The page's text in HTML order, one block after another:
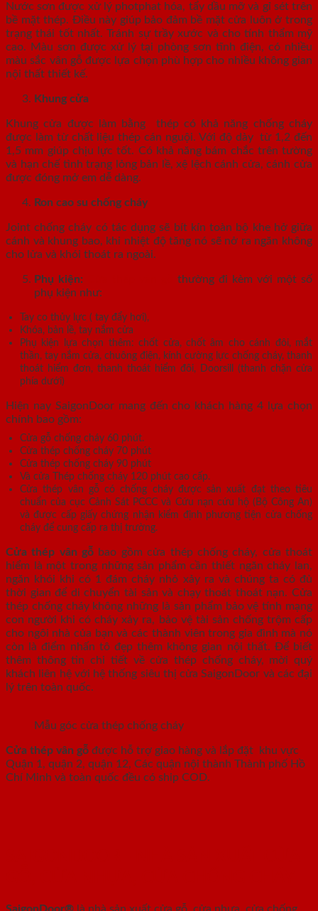
Nước sơn được xử lý photphat hóa, tẩy dầu mỡ và gỉ sét trên
bề mặt thép. Điều này giúp bảo đảm bề mặt cửa luôn ở trong
trạng thái tốt nhất. Tránh sự trầy xước và cho tính thẩm mỹ
cao. Màu sơn được xử lý tại phòng sơn tĩnh điện, có nhiều
màu sắc vân gỗ được lựa chọn phù hợp cho nhiều không gian
nội thất thiết kế.
Khung cửa
Khung cửa được làm bằng thép có khả năng chống cháy
được làm từ chất liệu thép cán nguội. Với độ dày từ 1,2 đến
1,5 mm giúp chịu lực tốt. Có khả năng bám chắc trên tường
và hạn chế tình trạng lỏng bản lề, xệ lệch cánh cửa, cánh cửa
được đóng mở em dễ dàng.
Ron cao su chống cháy
Joint chống cháy có tác dụng sẽ bít kín toàn bộ khe hở giữa
cánh và khung bao, khi nhiệt độ tăng nó sẽ nở ra ngăn không
cho lửa và khói thoát ra ngoài.
Phụ kiện:
thường đi kèm với một số
phụ kiện như:
Tay co thủy lực ( tay đẩy hơi),
Khóa, bản lề, tay nắm cửa
Phụ kiện lựa chọn thêm: chốt cửa, chốt âm cho cánh đôi, mắt
thần, tay nắm cửa, chuông điện, kính cường lực chống cháy, thanh
thoát hiểm đơn, thanh thoát hiểm đôi, Doorsill (thanh chặn cửa
phía dưới)
Hiện nay SaigonDoor mang đến cho khách hàng 4 lựa chọn
chính bao gồm:
Cửa gỗ chống cháy 60 phút.
Cửa thép chống cháy 70 phút
Cửa thép chống cháy 90 phút
Và cửa Thép chống cháy 120 phút cao cấp.
Cửa thép vân gỗ có chống cháy được sản xuất đạt theo tiêu
chuẩn của cục Cảnh Sát PCCC và Cứu nạn cứu hộ (Bộ Công An)
và được cấp giấy chứng nhận kiểm định phương tiện cửa chống
cháy để cung cấp ra thị trường.
Cửa thép vân gỗ bao gồm cửa thép chống cháy, cửa thoát
hiểm là một trong những sản phẩm cần thiết ngăn cháy lan,
ngăn khói khi có 1 đám cháy nhỏ xảy ra và chúng ta có đủ
thời gian để di chuyển tài sản và chạy thoát thoát nạn. Cửa
thép chống cháy không những là sản phẩm bảo vệ tính mạng
con người khi có cháy xảy ra, bảo vệ tài sản chống trộm cấp
cho ngôi nhà của bạn và các thành viên trong gia đình mà nó
còn là điểm nhấn tô đẹp thêm không gian nội thất. Để biết
thêm thông tin chi tiết về cửa thép chống cháy, mời quý
khách liên hệ với hệ thống siêu thị cửa SaigonDoor và các đại
lý trên toàn quốc.
Mẫu góc cửa thép chống cháy
Cửa thép vân gỗ được hỗ trợ giao hàng và lắp đặt khu vực
Quận 1, quận 2, quận 12, Các quận nội thành Thành phố Hồ
Chí Minh và toàn quốc đều có ship COD.
SaigonDoor® là nhà sản xuất cửa gỗ, cửa nhựa, cửa chống